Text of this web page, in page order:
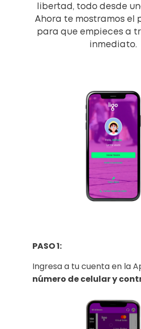
libertad, todo desde
Ahora te mostramos el
para que empieces a
inmediato.
PASO 1:
Ingresa a tu cuenta en la
número de celular y